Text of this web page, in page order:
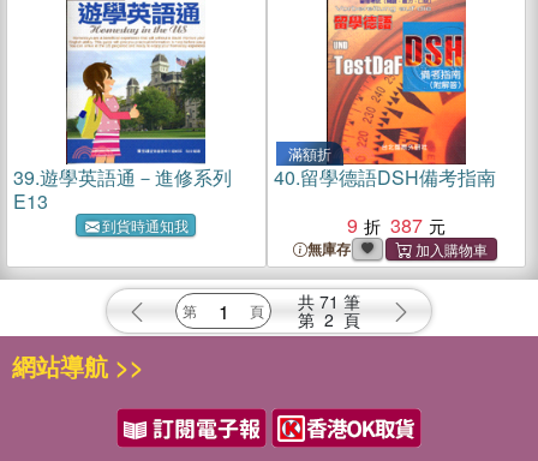
39.遊學英語通－進修系列
E13
到貨時通知我
滿額折
40.留學德語DSH備考指南
9
387
無庫存
共 71 筆
第 2 頁
網站導航 >>